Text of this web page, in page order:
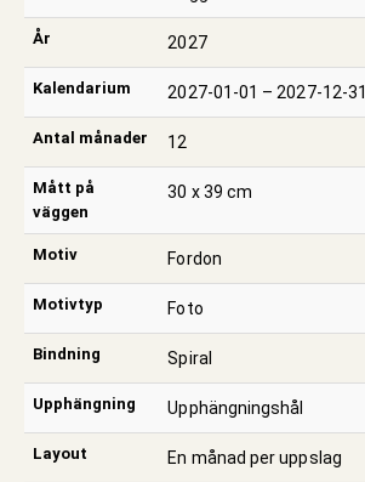
År 2027
Kalendarium 2027-01-01 – 2027-12-31
Antal månader 12
Mått på
väggen
30 x 39 cm
Motiv Fordon
Motivtyp Foto
Bindning Spiral
Upphängning Upphängningshål
Layout En månad per uppslag